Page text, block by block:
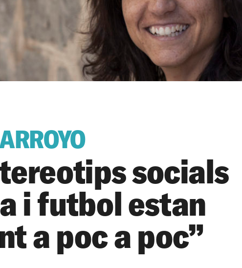
socials
i futbol estan
a poc a poc”